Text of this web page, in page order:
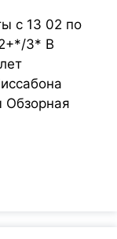
с 13 02 по
3* В
Обзорная